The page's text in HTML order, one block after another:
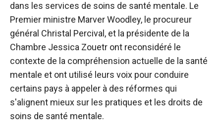
dans les services de soins de santé mentale. Le
Premier ministre Marver Woodley, le procureur
général Christal Percival, et la présidente de la
Chambre Jessica Zouetr ont reconsidéré le
contexte de la compréhension actuelle de la santé
mentale et ont utilisé leurs voix pour conduire
certains pays à appeler à des réformes qui
s'alignent mieux sur les pratiques et les droits de
soins de santé mentale.